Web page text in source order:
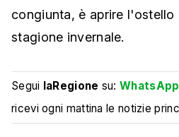
congiunta, è aprire l'ostello
stagione invernale.
Segui laRegione su:WhatsApp
ricevi ogni mattina le notizie